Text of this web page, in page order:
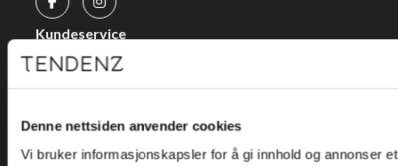
Denne nettsiden anvender cookies
Vi bruker informasjonskapsler for å gi innhold og annonser
Kundeservice
Kjøpsvilkår
Personvern
Holtegata 26, 0355 Oslo